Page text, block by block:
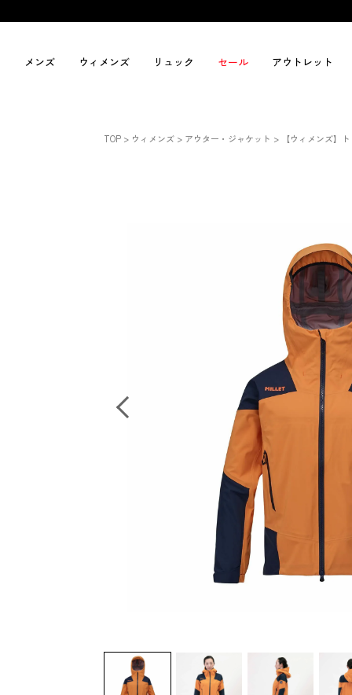
メンズ ウィメンズ リュック セール アウトレット
TOP ウィメンズ アウター・ジャケット 【ウィメンズ】